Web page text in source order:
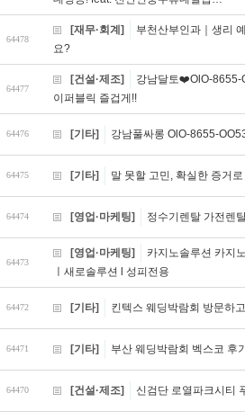
64478
[재무·회계]
부천산부인과｜생리
요?
64477
[건설·제조]
강남달토❤️OlO-8655-
이퍼블릭 즐겁게!!
64476 [기타] 강남풀싸롱 OlO-8655-
64475 [기타] 말 못할 고민, 확실한 증거
64474 [영업·마케팅] 정수기렌탈 가전렌
64473
[영업·마케팅]
카지노솔루션 카지
ㅣ새로솔루션 l 성피전용
64472 [기타] 킨텍스 웨딩박람회 방문하
64471 [기타] 부산 웨딩박람회 벡스코 후
64470 [건설·제조] 신검단 로열파크시티